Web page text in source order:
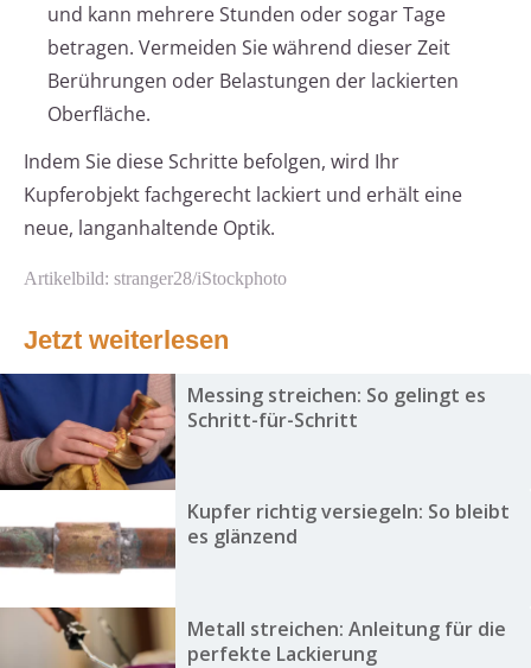
und kann mehrere Stunden oder sogar Tage
betragen. Vermeiden Sie während dieser Zeit
Berührungen oder Belastungen der lackierten
Oberfläche.
Indem Sie diese Schritte befolgen, wird Ihr
Kupferobjekt fachgerecht lackiert und erhält eine
neue, langanhaltende Optik.
Artikelbild: stranger28/iStockphoto
Jetzt weiterlesen
Messing streichen: So gelingt es
Schritt-für-Schritt
Kupfer richtig versiegeln: So bleibt
es glänzend
Metall streichen: Anleitung für die
perfekte Lackierung